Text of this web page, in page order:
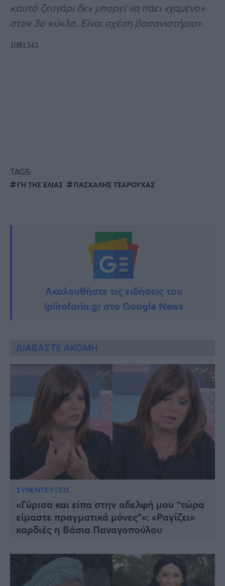
καυτό ζευγάρι δεν μπορεί να πάει «χαμένο»
στον 3ο κύκλο. Είναι σχέση βασανιστήριο».
TAGS:
ΓΗ ΤΗΣ ΕΛΙΑΣ ΠΑΣΧΑΛΗΣ ΤΣΑΡΟΥΧΑΣ
Ακολουθήστε τις ειδήσεις του
ipliroforia.gr στο Google News
ΔΙΑΒΑΣΤΕ ΑΚΟΜΗ
ΣΥΝΕΝΤΕΥΞΕΙΣ
«Γύρισα και είπα στην αδελφή μου “τώρα
είμαστε πραγματικά μόνες”»: «Ραγίζει»
καρδιές η Βάσια Παναγοπούλου